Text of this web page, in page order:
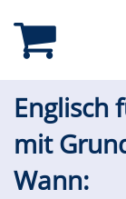
Englisch
mit
Wann: